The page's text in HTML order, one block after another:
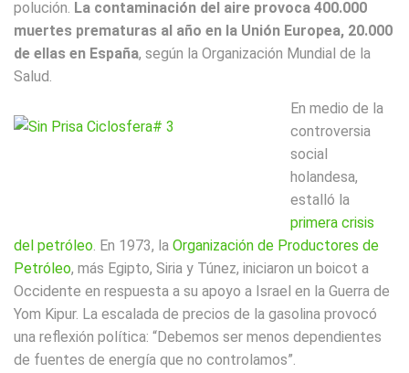
polución. La contaminación del aire provoca 400.000
muertes prematuras al año en la Unión Europea, 20.000
de ellas en España, según la Organización Mundial de la
Salud.
En medio de la
controversia
social
holandesa,
estalló la
primera crisis
del petróleo. En 1973, la Organización de Productores de
Petróleo, más Egipto, Siria y Túnez, iniciaron un boicot a
Occidente en respuesta a su apoyo a Israel en la Guerra de
Yom Kipur. La escalada de precios de la gasolina provocó
una reflexión política: “Debemos ser menos dependientes
de fuentes de energía que no controlamos”.